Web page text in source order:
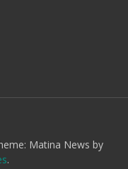
Matina News by
.